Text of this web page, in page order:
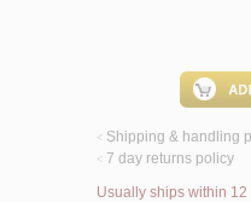
< Shipping & handling
< 7 day returns policy
Usually ships within 12